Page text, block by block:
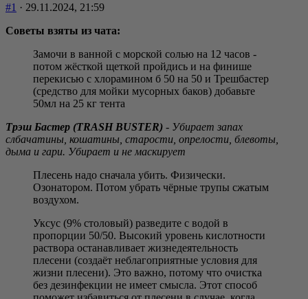
#1 · 29.11.2024, 21:59
Советы взяты из чата:
Замочи в ванной с морской солью на 12 часов -
потом жёсткой щеткой пройдись и на финише
перекисью с хлорамином б 50 на 50 и Трешбастер
(средство для мойки мусорных баков) добавьте
50мл на 25 кг тента
Трэш Бастер (TRASH BUSTER) - Убирает запах
слбачатины, кошатины, старости, опрелости, блевоты,
дыма и гари. Убирает и не маскирует
Плесень надо сначала убить. Физически.
Озонатором. Потом убрать чёрные трупы сжатым
воздухом.
Уксус (9% столовый) разведите с водой в
пропорции 50/50. Высокий уровень кислотности
раствора останавливает жизнедеятельность
плесени (создаёт неблагоприятные условия для
жизни плесени). Это важно, потому что очистка
без дезинфекции не имеет смысла. Этот способ